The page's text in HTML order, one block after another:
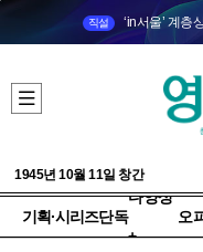
직설 ‘in서울’ 계층
1945년 10월 11일 창간
기획·시리즈단독
다양성
+
오